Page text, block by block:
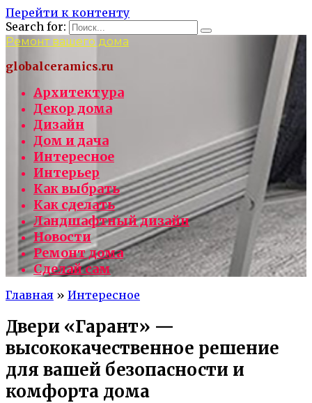
Перейти к контенту
Search for:
Ремонт вашего дома
globalceramics.ru
Архитектура
Декор дома
Дизайн
Дом и дача
Интересное
Интерьер
Как выбрать
Как сделать
Ландшафтный дизайн
Новости
Ремонт дома
Сделай сам
Главная » Интересное
Двери «Гарант» —
высококачественное решение
для вашей безопасности и
комфорта дома